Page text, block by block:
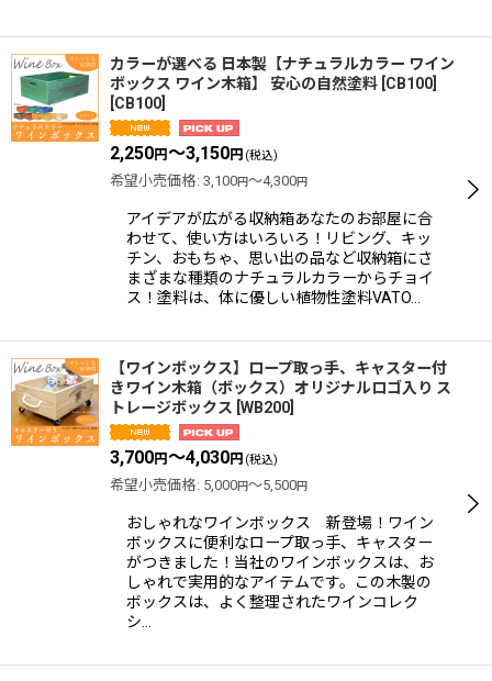
カラーが選べる 日本製【ナチュラルカラー ワイン
ボックス ワイン木箱】 安心の自然塗料 [CB100]
CB100
2,250円～3,150円 (税込)
希望小売価格: 3,100円～4,300円
アイデアが広がる収納箱あなたのお部屋に合
わせて、使い方はいろいろ！リビング、キッ
チン、おもちゃ、思い出の品など収納箱にさ
まざまな種類のナチュラルカラーからチョイ
ス！塗料は、体に優しい植物性塗料VATO…
【ワインボックス】ロープ取っ手、キャスター付
きワイン木箱（ボックス）オリジナルロゴ入り ス
トレージボックス WB200
3,700円～4,030円 (税込)
希望小売価格: 5,000円～5,500円
おしゃれなワインボックス 新登場！ワイン
ボックスに便利なロープ取っ手、キャスター
がつきました！当社のワインボックスは、お
しゃれで実用的なアイテムです。この木製の
ボックスは、よく整理されたワインコレク
シ…